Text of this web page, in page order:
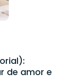
de amor e